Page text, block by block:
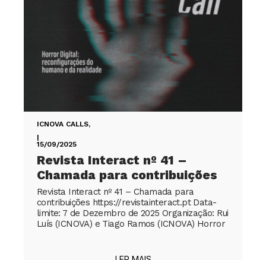
ICNOVA CALLS,
|
15/09/2025
Revista Interact nº 41 –
Chamada para contribuições
Revista Interact nº 41 – Chamada para
contribuições https://revistainteract.pt Data-
limite: 7 de Dezembro de 2025 Organização: Rui
Luís (ICNOVA) e Tiago Ramos (ICNOVA) Horror